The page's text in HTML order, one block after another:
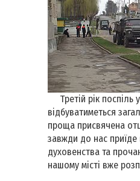
Третій рік поспіль
відбуватиметься
проща присвячена
завжди до нас приїде
духовенства та
нашому місті вже